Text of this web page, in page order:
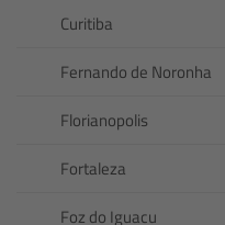
Curitiba
Fernando de Noronha
Florianopolis
Fortaleza
Foz do Iguacu